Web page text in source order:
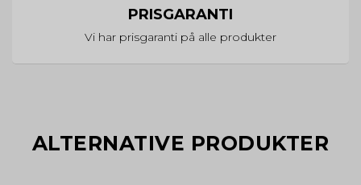
PRISGARANTI
Vi har prisgaranti på alle produkter
ALTERNATIVE PRODUKTER